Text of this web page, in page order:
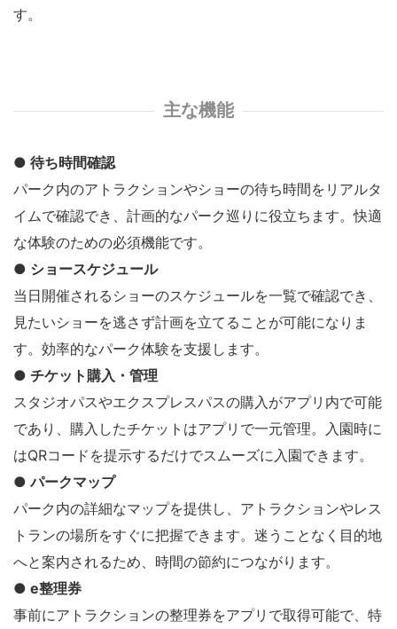
す。
主な機能
● 待ち時間確認
パーク内のアトラクションやショーの待ち時間をリアルタ
イムで確認でき、計画的なパーク巡りに役立ちます。快適
な体験のための必須機能です。
● ショースケジュール
当日開催されるショーのスケジュールを一覧で確認でき、
見たいショーを逃さず計画を立てることが可能になりま
す。効率的なパーク体験を支援します。
● チケット購入・管理
スタジオパスやエクスプレスパスの購入がアプリ内で可能
であり、購入したチケットはアプリで一元管理。入園時に
はQRコードを提示するだけでスムーズに入園できます。
● パークマップ
パーク内の詳細なマップを提供し、アトラクションやレス
トランの場所をすぐに把握できます。迷うことなく目的地
へと案内されるため、時間の節約につながります。
● e整理券
事前にアトラクションの整理券をアプリで取得可能で、特